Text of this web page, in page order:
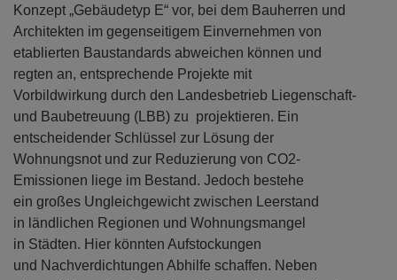
Konzept „Gebäudetyp E“ vor, bei dem Bauherren und
Architekten im gegenseitigem Einvernehmen von
etablierten Baustandards abweichen können und
regten an, entsprechende Projekte mit
Vorbildwirkung durch den Landesbetrieb Liegenschaft-
und Baubetreuung (LBB) zu projektieren. Ein
entscheidender Schlüssel zur Lösung der
Wohnungsnot und zur Reduzierung von CO2-
Emissionen liege im Bestand. Jedoch bestehe
ein großes Ungleichgewicht zwischen Leerstand
in ländlichen Regionen und Wohnungsmangel
in Städten. Hier könnten Aufstockungen
und Nachverdichtungen Abhilfe schaffen. Neben